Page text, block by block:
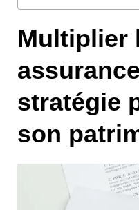
Multiplier
stratégie
son